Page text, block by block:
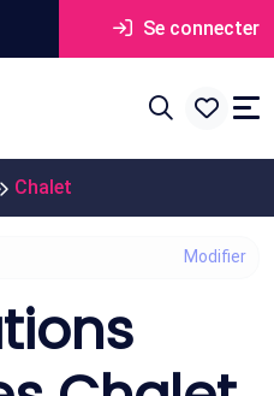
Se connecter
Chalet